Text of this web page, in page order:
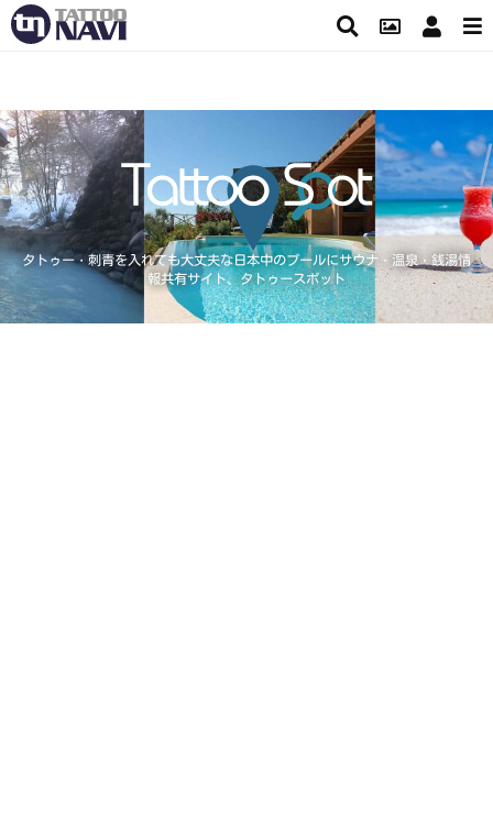
タトゥー・刺青を入れても大丈夫な日本中のプールにサウナ・温泉・銭湯情
報共有サイト、タトゥースポット